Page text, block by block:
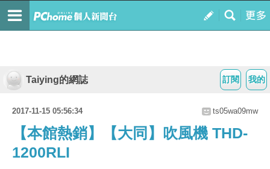
我的
訂閱
Taiying的網誌
2017-11-15 05:56:34 ts05wa09mw
【本館熱銷】【大同】吹風機 THD-
1200RLI